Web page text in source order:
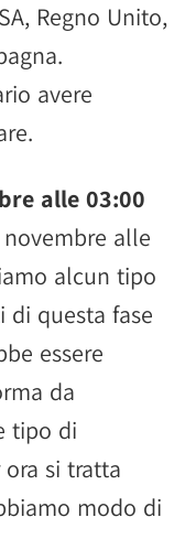
Regno Unito,
avere
alle 03:00
alle
alcun tipo
questa fase
essere
da
tipo di
si tratta
modo di